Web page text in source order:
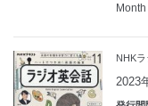
NHK
2023